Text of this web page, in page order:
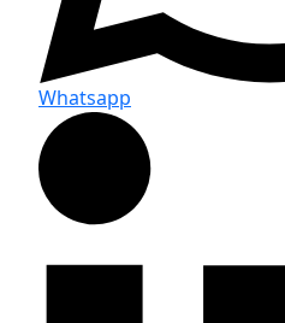
Whatsapp